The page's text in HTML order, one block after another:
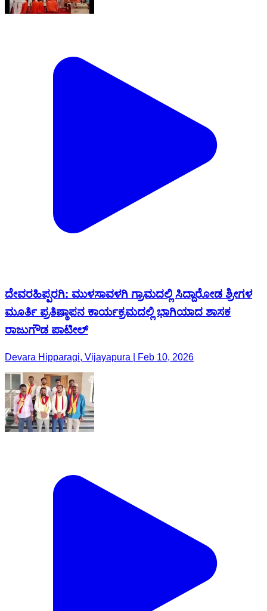
ದೇವರಹಿಪ್ಪರಗಿ: ಮುಳಸಾವಳಗಿ ಗ್ರಾಮದಲ್ಲಿ ಸಿದ್ದಾರೋಡ ಶ್ರೀಗಳ
ಮೂರ್ತಿ ಪ್ರತಿಷ್ಠಾಪನ ಕಾರ್ಯಕ್ರಮದಲ್ಲಿ ಭಾಗಿಯಾದ ಶಾಸಕ
ರಾಜುಗೌಡ ಪಾಟೀಲ್
Devara Hipparagi, Vijayapura | Feb 10, 2026